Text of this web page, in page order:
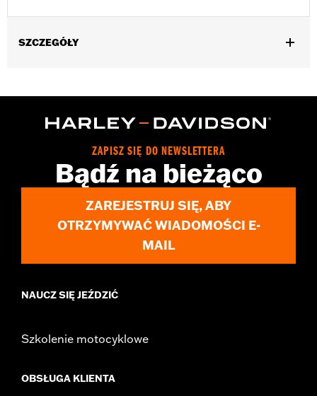
SZCZEGÓŁY
Functional Features:Abrasion-Resistance,Waterproof,Vented
d.com/warrantyfor full details
Moto
Shop To Be:Dry
Polyester
ZAPISZ SIĘ DO NEWSLETTERA
Bądź na bieżąco
ZAREJESTRUJ SIĘ, ABY
OTRZYMYWAĆ WIADOMOŚCI E-
MAIL
NAUCZ SIĘ JEŹDZIĆ
Szkolenie motocyklowe
OBSŁUGA KLIENTA